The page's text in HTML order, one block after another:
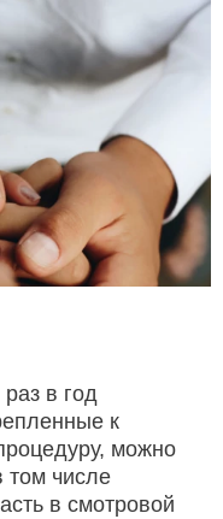
в год
к
можно
том числе
в смотровой